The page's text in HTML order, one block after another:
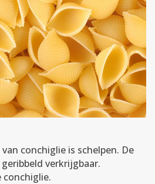
conchiglie is schelpen. De
verkrijgbaar.